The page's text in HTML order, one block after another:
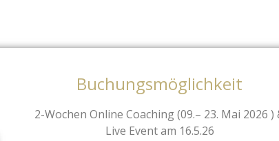
Buchungsmöglichkeit
2-Wochen Online Coaching (09.– 23. Mai 2026 )
Live Event am 16.5.26